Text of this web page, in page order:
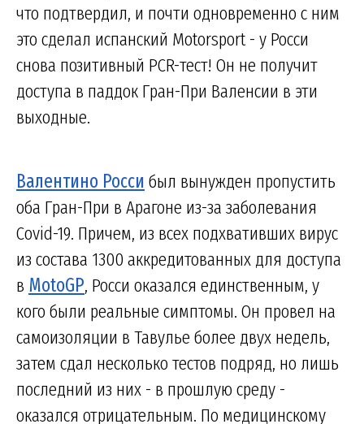
что подтвердил, и почти одновременно с ним
это сделал испанский Motorsport - у Росси
снова позитивный PCR-тест! Он не получит
доступа в паддок Гран-При Валенсии в эти
выходные.
Валентино Росси был вынужден пропустить
оба Гран-При в Арагоне из-за заболевания
Covid-19. Причем, из всех подхвативших вирус
из состава 1300 аккредитованных для доступа
в MotoGP, Росси оказался единственным, у
кого были реальные симптомы. Он провел на
самоизоляции в Тавулье более двух недель,
затем сдал несколько тестов подряд, но лишь
последний из них - в прошлую среду -
оказался отрицательным. По медицинскому